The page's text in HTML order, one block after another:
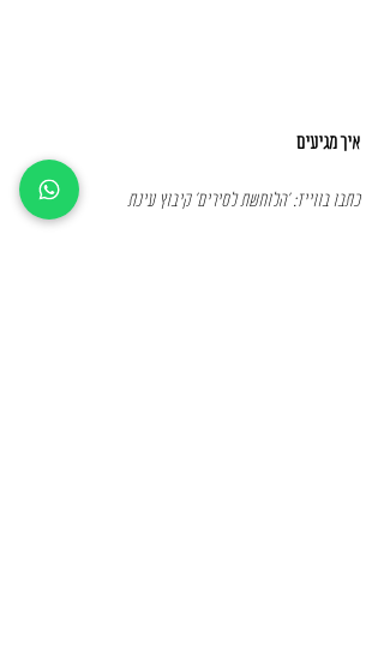
איך מגיעים
כתבו בווייז: 'הלוחשת לסירים' קיבוץ עינת